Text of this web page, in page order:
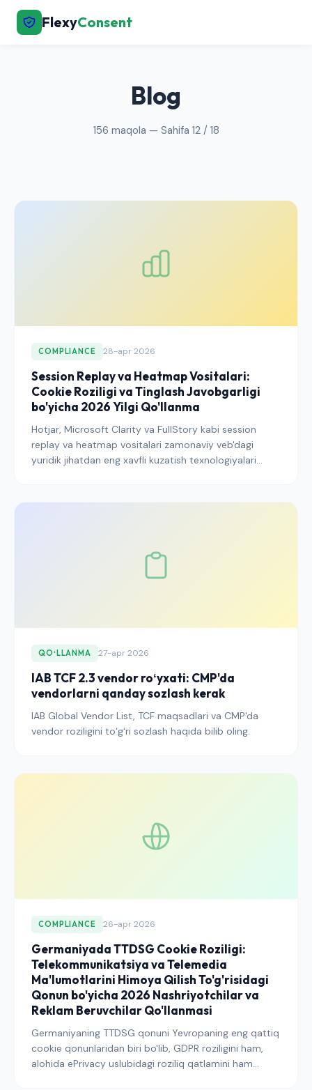
FlexyConsent
← Bosh sahifaga qaytish
Blog
156 maqola — Sahifa 12 / 18
COMPLIANCE 28-apr 2026
Session Replay va Heatmap Vositalari:
Cookie Roziligi va Tinglash Javobgarligi
bo'yicha 2026 Yilgi Qo'llanma
Hotjar, Microsoft Clarity va FullStory kabi session
replay va heatmap vositalari zamonaviy veb'dagi
yuridik jihatdan eng xavfli kuzatish texnologiyalari
roziliK, o'chirish va ma'lumotlarni boshqarishni qanday
QOʻLLANMA 27-apr 2026
IAB TCF 2.3 vendor roʻyxati: CMP'da
vendorlarni qanday sozlash kerak
IAB Global Vendor List, TCF maqsadlari va CMP'da
vendor roziligini toʻgʻri sozlash haqida bilib oling.
COMPLIANCE 26-apr 2026
Germaniyada TTDSG Cookie Roziligi:
Telekommunikatsiya va Telemedia
Ma'lumotlarini Himoya Qilish To'g'risidagi
Qonun bo'yicha 2026 Nashriyotchilar va
Reklam Beruvchilar Qo'llanmasi
Germaniyaning TTDSG qonuni Yevropaning eng qattiq
cookie qonunlaridan biri bo'lib, GDPR roziligini ham,
alohida ePrivacy uslubidagi roziliq qatlamini ham